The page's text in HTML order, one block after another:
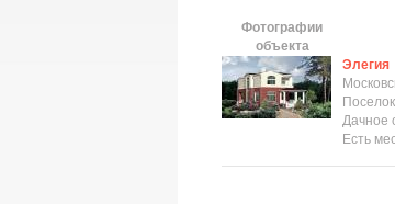
Фотографии
объекта
Элегия
Дачное
Есть